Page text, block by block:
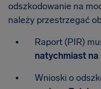
odszkodowanie na
należy przestrzegać
Raport (PIR)
natychmiast
Wnioski o